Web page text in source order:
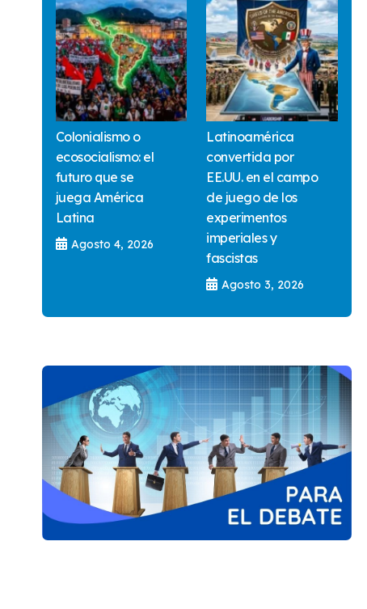
Colonialismo o
ecosocialismo: el
futuro que se
juega América
Latina
Agosto 4, 2026
Latinoamérica
convertida por
EE.UU. en el campo
de juego de los
experimentos
imperiales y
fascistas
Agosto 3, 2026